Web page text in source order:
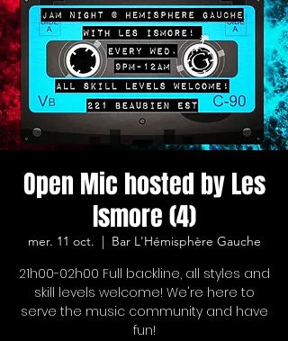
Open Mic hosted by Les
Ismore (4)
mer. 11 oct. Bar L'Hémisphère Gauche
21h00-02h00 Full backline, all styles and
skill levels welcome! We're here to
serve the music community and have
fun!